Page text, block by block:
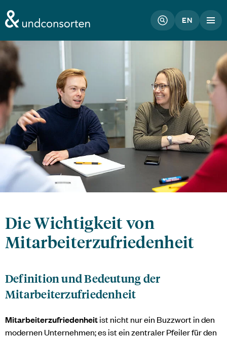
unconsorten website EN
Die Wichtigkeit von
Mitarbeiterzufriedenheit
Definition und Bedeutung der
Mitarbeiterzufriedenheit
Mitarbeiterzufriedenheitist nicht nur ein Buzzwort in den
modernen Unternehmen; es ist ein zentraler Pfeiler für den